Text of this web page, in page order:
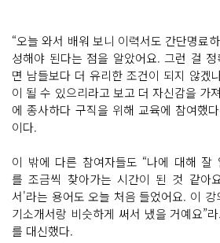
“오늘 와서 배워 보니 이력서도 간단명료
성해야 된다는 점을 알았어요. 그런 걸
면 남들보다 더 유리한 조건이 되지 않겠
이 될 수 있으리라고 보고 더 자신감을 가
에 종사하다 구직을 위해 교육에 참여했
이다.
이 밖에 다른 참여자들도 “나에 대해
를 조금씩 찾아가는 시간이 된 것 같아
서'라는 용어도 오늘 처음 들었어요. 이
기소개서랑 비슷하게 써서 냈을 거예요”
를 대신했다.